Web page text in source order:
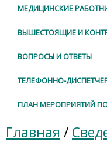
МЕДИЦИНСКИЕ
ВЫШЕСТОЯЩИЕ И
ВОПРОСЫ И ОТВЕТЫ
ТЕЛЕФОННО-
ПЛАН МЕРОПРИЯТИЙ
Главная /